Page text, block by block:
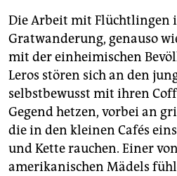
Die Arbeit mit Flüchtlingen
Gratwanderung, genauso
mit der einheimischen
Leros stören sich an den
selbstbewusst mit ihren
Gegend hetzen, vorbei an
die in den kleinen Cafés
und Kette rauchen. Einer
amerikanischen Mädels